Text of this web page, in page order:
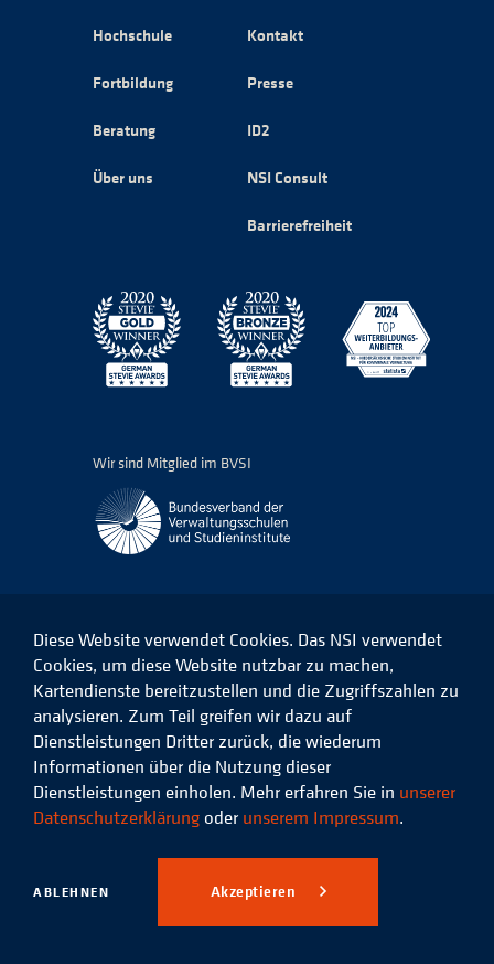
Hochschule
Fortbildung
Beratung
Über uns
Kontakt
Presse
ID2
NSI Consult
Barrierefreiheit
Wir sind Mitglied im BVSI
Das
NSI
Facebook
Das
NSI
auf
LinkedIn
Das
NSI
auf
Instagram
Das
Xing
© 2026 Niedersächsisches
Studieninstitut für kommunale
Verwaltung e.V.
Datenschutz Impressum
Diese Website verwendet Cookies. Das NSI verwendet
Cookies, um diese Website nutzbar zu machen,
Kartendienste bereitzustellen und die Zugriffszahlen zu
analysieren. Zum Teil greifen wir dazu auf
Dienstleistungen Dritter zurück, die wiederum
Informationen über die Nutzung dieser
Dienstleistungen einholen. Mehr erfahren Sie in unserer
Datenschutzerklärung oder unserem Impressum.
ABLEHNEN Akzeptieren